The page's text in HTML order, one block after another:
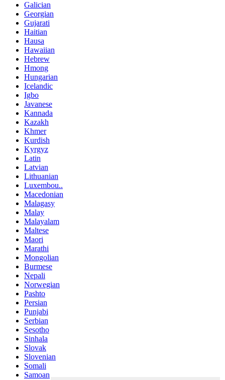
Galician
Georgian
Gujarati
Haitian
Hausa
Hawaiian
Hebrew
Hmong
Hungarian
Icelandic
Igbo
Javanese
Kannada
Kazakh
Khmer
Kurdish
Kyrgyz
Latin
Latvian
Lithuanian
Luxembou..
Macedonian
Malagasy
Malay
Malayalam
Maltese
Maori
Marathi
Mongolian
Burmese
Nepali
Norwegian
Pashto
Persian
Punjabi
Serbian
Sesotho
Sinhala
Slovak
Slovenian
Somali
Samoan